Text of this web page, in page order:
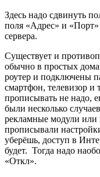
Здесь надо сдвинуть
поля «Адрес» и
сервера.
Существует и
обычно в простых
роутер и подключены
смартфон, телевизор и
прописывать не надо,
были несколько
рекламные модули или
прописывали
уберёшь, доступ в
будет. Тогда надо
«Откл».